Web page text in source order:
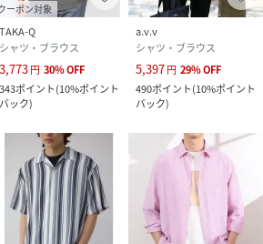
RH1513_KHBGD36064
KHBGD36064-15-046 RH1513)
ーポン対象
TAKA-Q
シャツ・ブラウス
3,773円 30%OFF
343ポイント(10%ポイント
バック)
a.v.v
シャツ・ブラウス
5,397円 29%OFF
490ポイント(10%ポイント
バック)